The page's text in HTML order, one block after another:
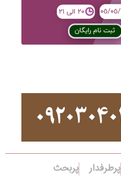
پرطرفدار پربحث